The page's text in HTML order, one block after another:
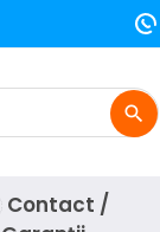
search
Contact /